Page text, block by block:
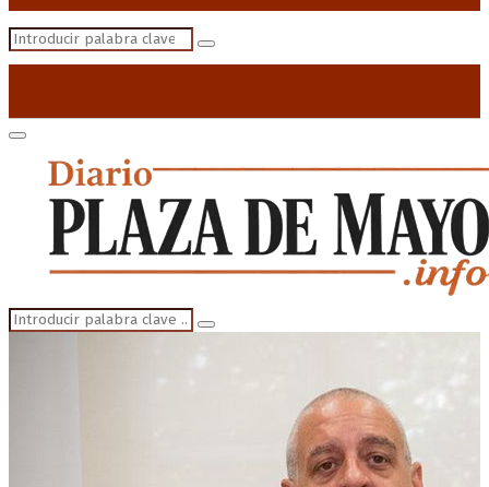
Search
Search
Primary
Menu
Search
for:
Search